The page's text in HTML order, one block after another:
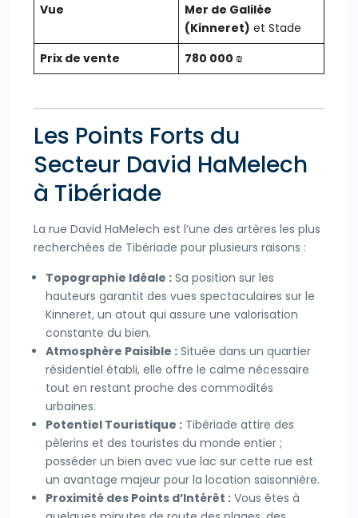
Vue
Mer de Galilée
(Kinneret) et Stade
Prix de vente
780 000 ₪
Les Points Forts du
Secteur David HaMelech
à Tibériade
La rue David HaMelech est l’une des artères les plus
recherchées de Tibériade pour plusieurs raisons :
Topographie Idéale : Sa position sur les
hauteurs garantit des vues spectaculaires sur le
Kinneret, un atout qui assure une valorisation
constante du bien.
Atmosphère Paisible : Située dans un quartier
résidentiel établi, elle offre le calme nécessaire
tout en restant proche des commodités
urbaines.
Potentiel Touristique : Tibériade attire des
pèlerins et des touristes du monde entier ;
posséder un bien avec vue lac sur cette rue est
un avantage majeur pour la location saisonnière.
Proximité des Points d’Intérêt : Vous êtes à